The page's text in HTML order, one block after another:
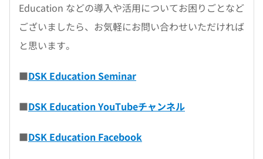
Education などの導入や活用についてお困りごとなど
ございましたら、お気軽にお問い合わせいただければ
と思います。
■DSK Education Seminar
■DSK Education YouTubeチャンネル
■DSK Education Facebook